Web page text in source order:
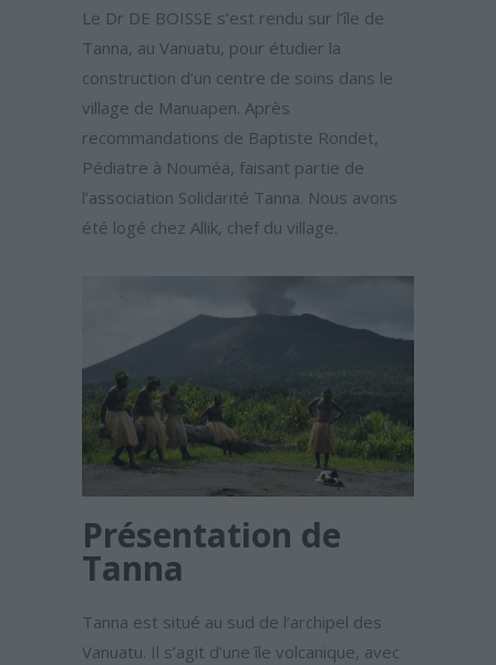
Le Dr DE BOISSE s’est rendu sur l’île de
Tanna, au Vanuatu, pour étudier la
construction d’un centre de soins dans le
village de Manuapen. Après
recommandations de Baptiste Rondet,
Pédiatre à Nouméa, faisant partie de
l’association Solidarité Tanna. Nous avons
été logé chez Allik, chef du village.
Présentation de
Tanna
Tanna est situé au sud de l’archipel des
Vanuatu. Il s’agit d’une île volcanique, avec